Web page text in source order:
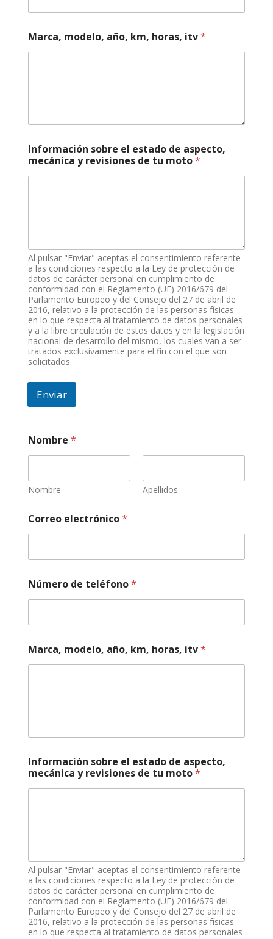
n
t
u
Marca, modelo, año, km, horas, itv*
Información sobre el estado de aspecto,
mecánica y revisiones de tu moto*
Al pulsar "Enviar" aceptas el consentimiento referente
a las condiciones respecto a la Ley de protección de
datos de carácter personal en cumplimiento de
conformidad con el Reglamento (UE) 2016/679 del
Parlamento Europeo y del Consejo del 27 de abril de
2016, relativo a la protección de las personas físicas
en lo que respecta al tratamiento de datos personales
y a la libre circulación de estos datos y en la legislación
nacional de desarrollo del mismo, los cuales van a ser
tratados exclusivamente para el fin con el que son
solicitados.
Enviar
Nombre *
Nombre Apellidos
Correo electrónico*
Número de teléfono*
e
N
r
a
s
,
Marca, modelo, año, km, horas, itv*
Información sobre el estado de aspecto,
mecánica y revisiones de tu moto*
Al pulsar "Enviar" aceptas el consentimiento referente
a las condiciones respecto a la Ley de protección de
datos de carácter personal en cumplimiento de
conformidad con el Reglamento (UE) 2016/679 del
Parlamento Europeo y del Consejo del 27 de abril de
2016, relativo a la protección de las personas físicas
en lo que respecta al tratamiento de datos personales